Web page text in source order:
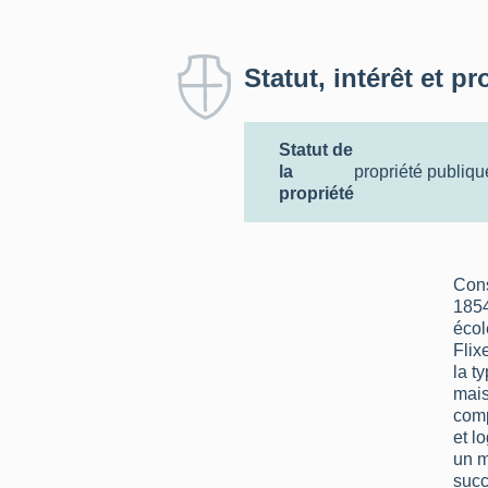
Statut, intérêt et
Statut de
la
propriété
propriété
la
et
un